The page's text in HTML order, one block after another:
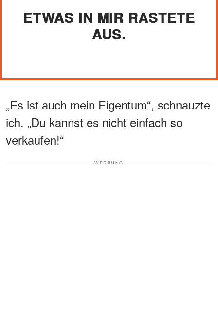
ETWAS IN MIR RASTETE
AUS.
„Es ist auch mein Eigentum“, schnauzte
ich. „Du kannst es nicht einfach so
verkaufen!“
WERBUNG